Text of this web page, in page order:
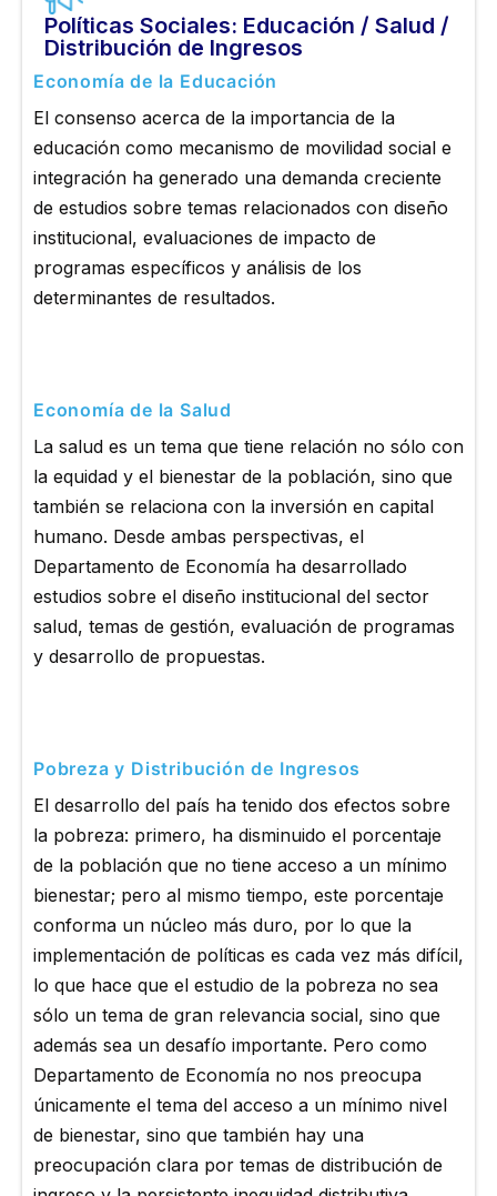
Políticas Sociales: Educación / Salud /
Distribución de Ingresos
Economía de la Educación
El consenso acerca de la importancia de la
educación como mecanismo de movilidad social e
integración ha generado una demanda creciente
de estudios sobre temas relacionados con diseño
institucional, evaluaciones de impacto de
programas específicos y análisis de los
determinantes de resultados.
Economía de la Salud
La salud es un tema que tiene relación no sólo con
la equidad y el bienestar de la población, sino que
también se relaciona con la inversión en capital
humano. Desde ambas perspectivas, el
Departamento de Economía ha desarrollado
estudios sobre el diseño institucional del sector
salud, temas de gestión, evaluación de programas
y desarrollo de propuestas.
Pobreza y Distribución de Ingresos
El desarrollo del país ha tenido dos efectos sobre
la pobreza: primero, ha disminuido el porcentaje
de la población que no tiene acceso a un mínimo
bienestar; pero al mismo tiempo, este porcentaje
conforma un núcleo más duro, por lo que la
implementación de políticas es cada vez más difícil,
lo que hace que el estudio de la pobreza no sea
sólo un tema de gran relevancia social, sino que
además sea un desafío importante. Pero como
Departamento de Economía no nos preocupa
únicamente el tema del acceso a un mínimo nivel
de bienestar, sino que también hay una
preocupación clara por temas de distribución de